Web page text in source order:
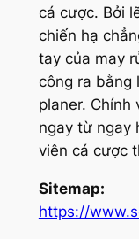
cá cược. Bởi
chiến hạ
tay của may
công ra bằng
planer. Chính
ngay từ ngay
viên cá cược
Sitemap:
https://